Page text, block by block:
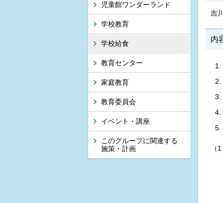
児童館ワンダーランド
学校教育
学校給食
教育センター
家庭教育
教育委員会
イベント・講座
このグループに関連する
施策・計画
吉
内
（